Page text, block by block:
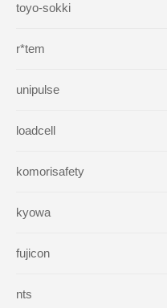
toyo-sokki
r*tem
unipulse
loadcell
komorisafety
kyowa
fujicon
nts